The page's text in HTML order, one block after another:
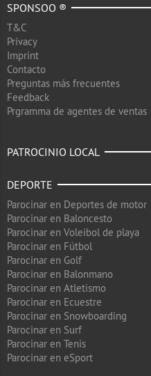
SPONSOO ®
T&C
Privacy
Imprint
Contacto
Preguntas más frecuentes
Feedback
Prgramma de agentes de ventas
PATROCINIO LOCAL
DEPORTE
Parocinar en Deportes de motor
Parocinar en Baloncesto
Parocinar en Voleibol de playa
Parocinar en Fútbol
Parocinar en Golf
Parocinar en Balonmano
Parocinar en Atletismo
Parocinar en Ecuestre
Parocinar en Snowboarding
Parocinar en Surf
Parocinar en Tenis
Parocinar en eSport